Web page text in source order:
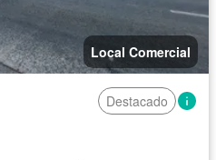
Local Comercial
Destacado